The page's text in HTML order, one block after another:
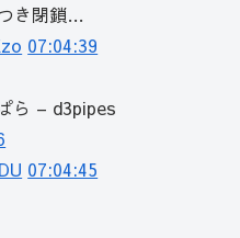
き閉鎖…
07:04:39
ら – d3pipes
07:04:45